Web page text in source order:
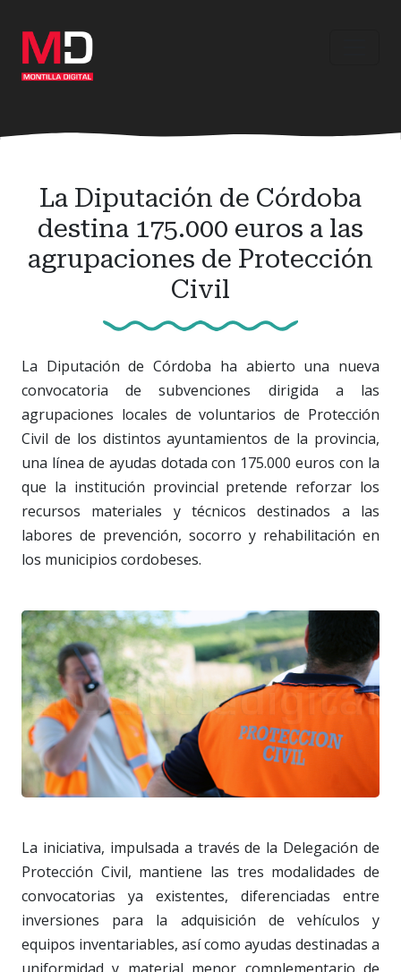
contenido
principal
La Diputación de Córdoba
destina 175.000 euros a las
agrupaciones de Protección
Civil
La Diputación de Córdoba ha abierto una nueva
convocatoria de subvenciones dirigida a las
agrupaciones locales de voluntarios de Protección
Civil de los distintos ayuntamientos de la provincia,
una línea de ayudas dotada con 175.000 euros con la
que la institución provincial pretende reforzar los
recursos materiales y técnicos destinados a las
labores de prevención, socorro y rehabilitación en
los municipios cordobeses.
La iniciativa, impulsada a través de la Delegación de
Protección Civil, mantiene las tres modalidades de
convocatorias ya existentes, diferenciadas entre
inversiones para la adquisición de vehículos y
equipos inventariables, así como ayudas destinadas a